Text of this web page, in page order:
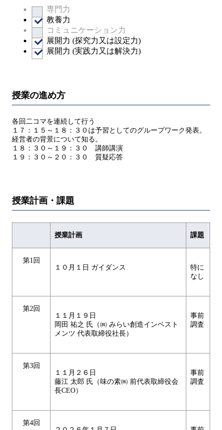
専門力
教養力
コミュニケーション力
展開力 (探究力又は設定力)
展開力 (実践力又は解決力)
授業の進め方
各回二コマを連続して行う
１７：１５～１８：３０は予習としてのグループワーク発表。
経営者の背景について知る。
１８：３０～１９：３０ 講師講演
１９：３０～２０：３０ 質疑応答
授業計画・課題
授業計画 課題
第1回
１０月１日 ガイダンス
特に
なし
第2回
１１月１９日
岡田 祐之 氏（㈱ みらい創造インベスト
メンツ 代表取締役社長）
事前
調査
第3回
１１月２６日
藤江 太郎 氏（味の素㈱ 前代表取締役会
長CEO）
事前
調査
第4回